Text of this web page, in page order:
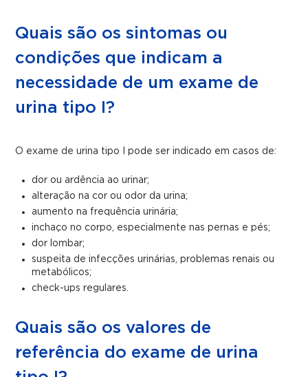
Quais são os sintomas ou
condições que indicam a
necessidade de um exame de
urina tipo I?
O exame de urina tipo I pode ser indicado em casos de:
dor ou ardência ao urinar;
alteração na cor ou odor da urina;
aumento na frequência urinária;
inchaço no corpo, especialmente nas pernas e pés;
dor lombar;
suspeita de infecções urinárias, problemas renais ou
metabólicos;
check-ups regulares.
Quais são os valores de
referência do exame de urina